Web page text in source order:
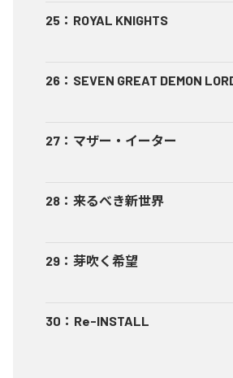
25 ： ROYAL KNIGHTS
26 ： SEVEN GREAT DEMON
27 ： マザー・イーター
28 ： 来るべき新世界
29 ： 芽吹く希望
30 ： Re-INSTALL